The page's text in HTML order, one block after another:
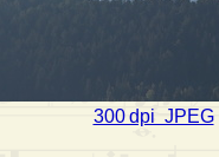
300 dpi JPEG